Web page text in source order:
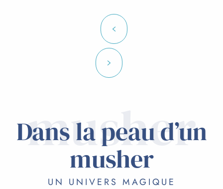
musher
Dans la peau d’un
musher
UN UNIVERS MAGIQUE